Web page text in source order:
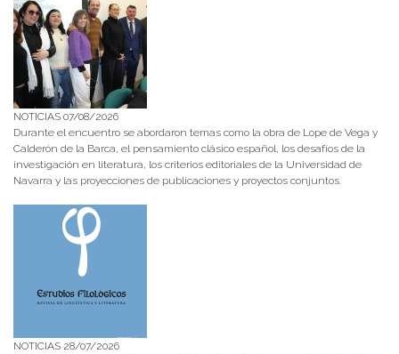
NOTICIAS 07/08/2026
Durante el encuentro se abordaron temas como la obra de Lope de Vega y
Calderón de la Barca, el pensamiento clásico español, los desafíos de la
investigación en literatura, los criterios editoriales de la Universidad de
Navarra y las proyecciones de publicaciones y proyectos conjuntos.
NOTICIAS 28/07/2026